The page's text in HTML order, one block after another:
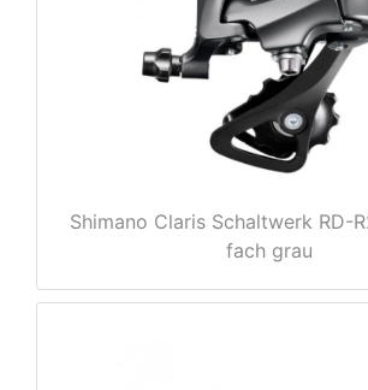
Shimano Claris Schaltwerk RD-
fach grau